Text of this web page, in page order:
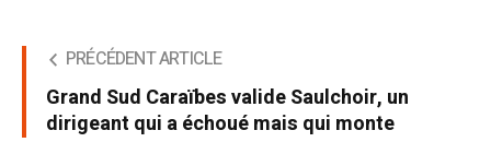
PRÉCÉDENT ARTICLE
Grand Sud Caraïbes valide Saulchoir, un
dirigeant qui a échoué mais qui monte